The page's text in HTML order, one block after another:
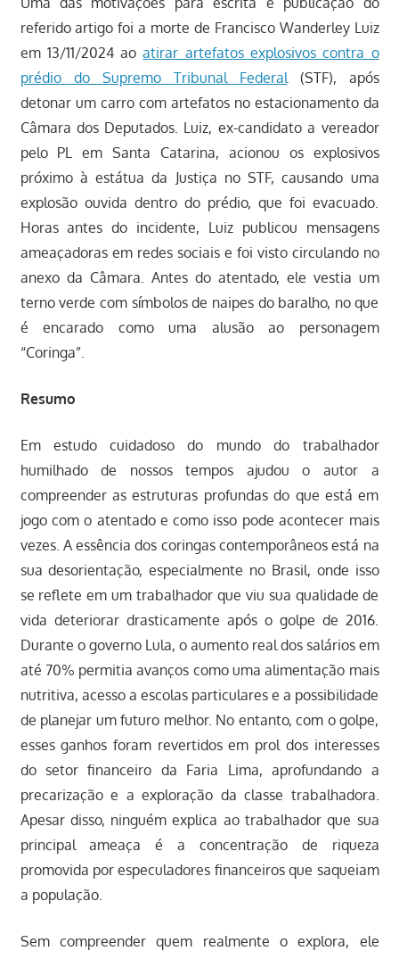
referido artigo foi a morte de Francisco Wanderley Luiz
em 13/11/2024 aoatirar artefatos explosivos contra o
prédio do Supremo Tribunal Federal(STF), após
detonar um carro com artefatos no estacionamento da
Câmara dos Deputados. Luiz, ex-candidato a vereador
pelo PL em Santa Catarina, acionou os explosivos
próximo à estátua da Justiça no STF, causando uma
explosão ouvida dentro do prédio, que foi evacuado.
Horas antes do incidente, Luiz publicou mensagens
ameaçadoras em redes sociais e foi visto circulando no
anexo da Câmara. Antes do atentado, ele vestia um
terno verde com símbolos de naipes do baralho, no que
é encarado como uma alusão ao personagem
“Coringa”.
Resumo
Em estudo cuidadoso do mundo do trabalhador
humilhado de nossos tempos ajudou o autor a
compreender as estruturas profundas do que está em
jogo com o atentado e como isso pode acontecer mais
vezes. A essência dos coringas contemporâneos está na
sua desorientação, especialmente no Brasil, onde isso
se reflete em um trabalhador que viu sua qualidade de
vida deteriorar drasticamente após o golpe de 2016.
Durante o governo Lula, o aumento real dos salários em
até 70% permitia avanços como uma alimentação mais
nutritiva, acesso a escolas particulares e a possibilidade
de planejar um futuro melhor. No entanto, com o golpe,
esses ganhos foram revertidos em prol dos interesses
do setor financeiro da Faria Lima, aprofundando a
precarização e a exploração da classe trabalhadora.
Apesar disso, ninguém explica ao trabalhador que sua
principal ameaça é a concentração de riqueza
promovida por especuladores financeiros que saqueiam
a população.
Sem compreender quem realmente o explora, ele